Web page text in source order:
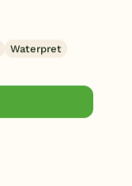
Waterpret